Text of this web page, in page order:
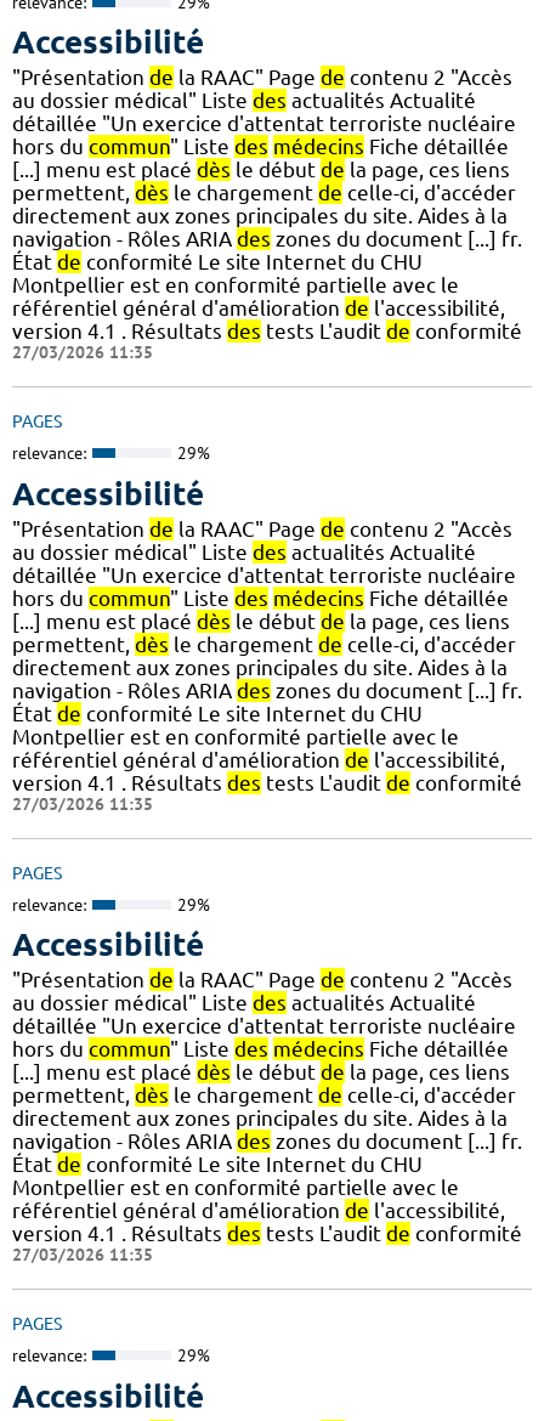
Accessibilité
"Présentation de la RAAC" Page de contenu 2 "Accès
au dossier médical" Liste des actualités Actualité
détaillée "Un exercice d'attentat terroriste nucléaire
hors du commun" Liste des médecins Fiche détaillée
[...] menu est placé dès le début de la page, ces liens
permettent, dès le chargement de celle-ci, d'accéder
directement aux zones principales du site. Aides à la
navigation - Rôles ARIA des zones du document [...] fr.
État de conformité Le site Internet du CHU
Montpellier est en conformité partielle avec le
référentiel général d'amélioration de l'accessibilité,
version 4.1 . Résultats des tests L'audit de conformité
27/03/2026 11:35
PAGES
relevance: 29%
Accessibilité
"Présentation de la RAAC" Page de contenu 2 "Accès
au dossier médical" Liste des actualités Actualité
détaillée "Un exercice d'attentat terroriste nucléaire
hors du commun" Liste des médecins Fiche détaillée
[...] menu est placé dès le début de la page, ces liens
permettent, dès le chargement de celle-ci, d'accéder
directement aux zones principales du site. Aides à la
navigation - Rôles ARIA des zones du document [...] fr.
État de conformité Le site Internet du CHU
Montpellier est en conformité partielle avec le
référentiel général d'amélioration de l'accessibilité,
version 4.1 . Résultats des tests L'audit de conformité
27/03/2026 11:35
PAGES
relevance: 29%
Accessibilité
"Présentation de la RAAC" Page de contenu 2 "Accès
au dossier médical" Liste des actualités Actualité
détaillée "Un exercice d'attentat terroriste nucléaire
hors du commun" Liste des médecins Fiche détaillée
[...] menu est placé dès le début de la page, ces liens
permettent, dès le chargement de celle-ci, d'accéder
directement aux zones principales du site. Aides à la
navigation - Rôles ARIA des zones du document [...] fr.
État de conformité Le site Internet du CHU
Montpellier est en conformité partielle avec le
référentiel général d'amélioration de l'accessibilité,
version 4.1 . Résultats des tests L'audit de conformité
27/03/2026 11:35
PAGES
relevance: 29%
Accessibilité